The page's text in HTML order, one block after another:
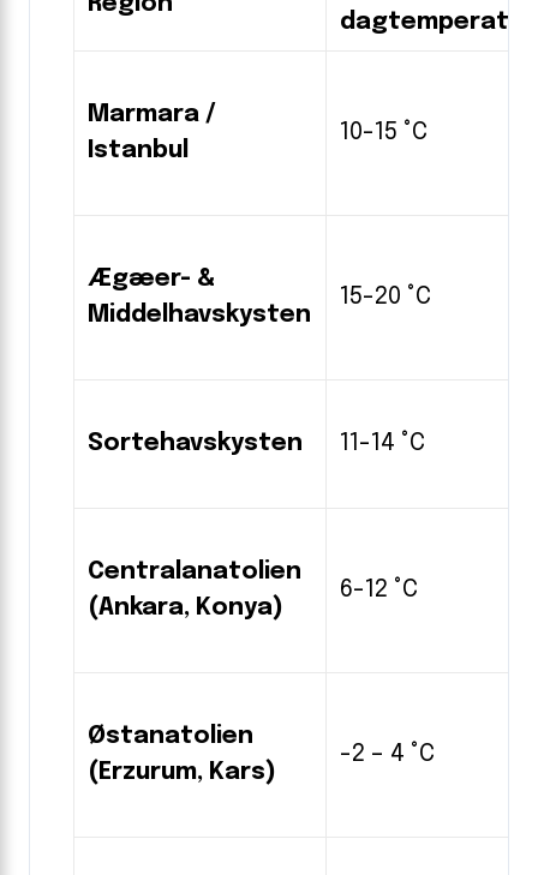
dagtemperatur
Marmara /
Istanbul
10-15 °C
Ægæer- &
Middelhavskysten
15-20 °C
Sortehavskysten 11-14 °C
Centralanatolien
(Ankara, Konya)
6-12 °C
Østanatolien
(Erzurum, Kars)
-2 – 4 °C